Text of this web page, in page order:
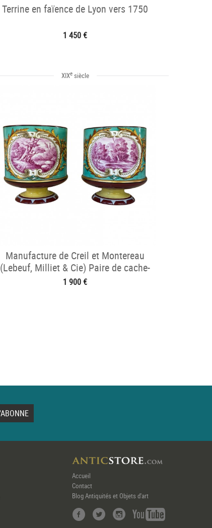
Terrine en faïence de Lyon vers 1750
1 450 €
XIXesiècle
Manufacture de Creil et Montereau
(Lebeuf, Milliet & Cie) Paire de cache-
pots
1 900 €
Accueil
Contact
Blog Antiquités et Objets d'art